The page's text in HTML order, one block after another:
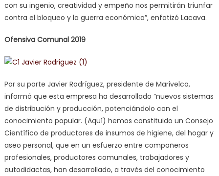
con su ingenio, creatividad y empeño nos permitirán triunfar
contra el bloqueo y la guerra económica”, enfatizó Lacava.
Ofensiva Comunal 2019
Por su parte Javier Rodríguez, presidente de Marivelca,
informó que esta empresa ha desarrollado “nuevos sistemas
de distribución y producción, potenciándolo con el
conocimiento popular. (Aquí) hemos constituido un Consejo
Científico de productores de insumos de higiene, del hogar y
aseo personal, que en un esfuerzo entre compañeros
profesionales, productores comunales, trabajadores y
autodidactas, han desarrollado, a través del conocimiento